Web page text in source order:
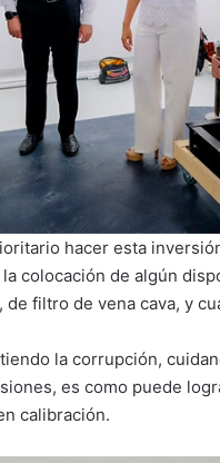
hacer esta
colocación de algún
filtro de vena cava, y
la corrupción,
es como puede
calibración.